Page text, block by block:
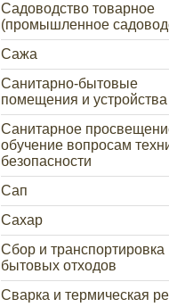
Садоводство товарное
(промышленное
Сажа
Санитарно-бытовые
помещения и устройства
Санитарное
обучение вопросам
безопасности
Сап
Сахар
Сбор и транспортировка
бытовых отходов
Сварка и термическая